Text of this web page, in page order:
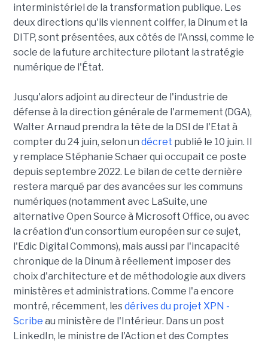
interministériel de la transformation publique. Les
deux directions qu'ils viennent coiffer, la Dinum et la
DITP, sont présentées, aux côtés de l'Anssi, comme le
socle de la future architecture pilotant la stratégie
numérique de l'État.
Jusqu'alors adjoint au directeur de l'industrie de
défense à la direction générale de l'armement (DGA),
Walter Arnaud prendra la tête de la DSI de l'Etat à
compter du 24 juin, selon un décret publié le 10 juin. Il
y remplace Stéphanie Schaer qui occupait ce poste
depuis septembre 2022. Le bilan de cette dernière
restera marqué par des avancées sur les communs
numériques (notamment avec LaSuite, une
alternative Open Source à Microsoft Office, ou avec
la création d'un consortium européen sur ce sujet,
l'Edic Digital Commons), mais aussi par l'incapacité
chronique de la Dinum à réellement imposer des
choix d'architecture et de méthodologie aux divers
ministères et administrations. Comme l'a encore
montré, récemment, lesdérives du projet XPN -
Scribe au ministère de l'Intérieur. Dans un post
LinkedIn, le ministre de l'Action et des Comptes